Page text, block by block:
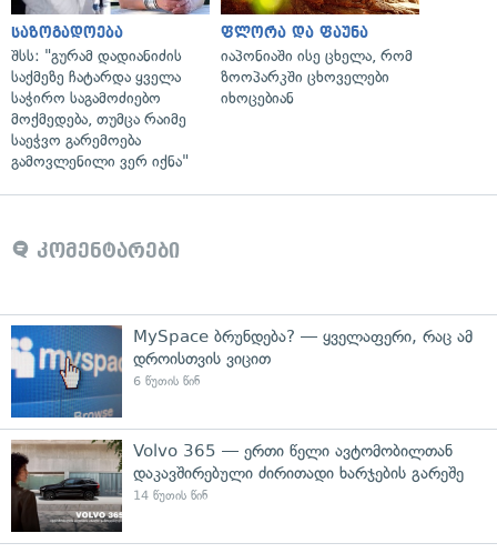
საზოგადოება
შსს: "გურამ დადიანიძის
საქმეზე ჩატარდა ყველა
საჭირო საგამოძიებო
მოქმედება, თუმცა რაიმე
საეჭვო გარემოება
გამოვლენილი ვერ იქნა"
ფლორა და ფაუნა
იაპონიაში ისე ცხელა, რომ
ზოოპარკში ცხოველები
იხოცებიან
კომენტარები
MySpace ბრუნდება? — ყველაფერი, რაც ამ
დროისთვის ვიცით
6 წუთის წინ
Volvo 365 — ერთი წელი ავტომობილთან
დაკავშირებული ძირითადი ხარჯების გარეშე
14 წუთის წინ